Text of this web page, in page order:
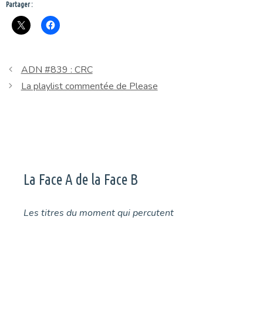
Partager :
ADN #839 : CRC
La playlist commentée de Please
La Face A de la Face B
Les titres du moment qui percutent